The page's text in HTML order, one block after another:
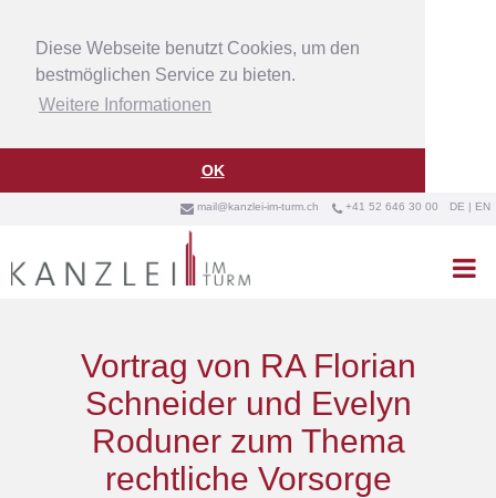
Diese Webseite benutzt Cookies, um den
bestmöglichen Service zu bieten.
Weitere Informationen
OK
 mail@kanzlei-im-turm.ch +41 52 646 30 00 DE | EN

Vortrag von RA Florian
Schneider und Evelyn
Roduner zum Thema
rechtliche Vorsorge